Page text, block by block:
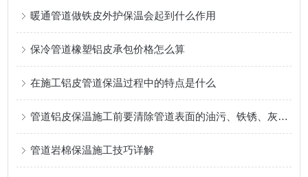
暖通管道做铁皮外护保温会起到什么作用
保冷管道橡塑铝皮承包价格怎么算
在施工铝皮管道保温过程中的特点是什么
管道铝皮保温施工前要清除管道表面的油污、铁锈、灰尘等杂物
管道岩棉保温施工技巧详解